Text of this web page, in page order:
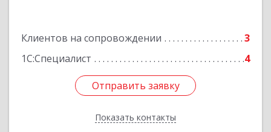
Клиентов на сопровождении
3
1С:Специалист
4
Отправить заявку
Показать контакты
Отправить заявку
Назад